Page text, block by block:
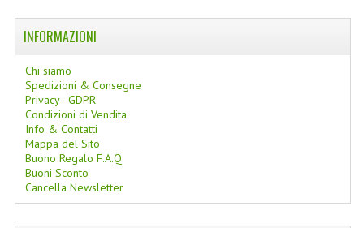
INFORMAZIONI
Chi siamo
Spedizioni & Consegne
Privacy - GDPR
Condizioni di Vendita
Info & Contatti
Mappa del Sito
Buono Regalo F.A.Q.
Buoni Sconto
Cancella Newsletter